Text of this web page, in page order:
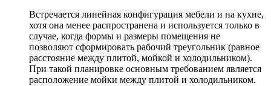
Встречается линейная конфигурация мебели и на кухне,
хотя она менее распространена и используется только в
случае, когда формы и размеры помещения не
позволяют сформировать рабочий треугольник (равное
расстояние между плитой, мойкой и холодильником).
При такой планировке основным требованием является
расположение мойки между плитой и холодильником.